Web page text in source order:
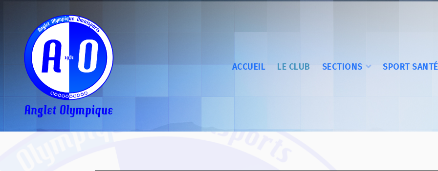
ACCUEIL LE CLUB SECTIONS SPORT SANTÉ